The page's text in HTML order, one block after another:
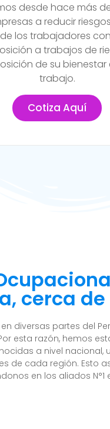
desde hace más
a reducir
los trabajadores
a trabajos de
de su bienestar
trabajo.
Cotiza Aquí
cerca
diversas partes del
esta razón, hemos
a nivel nacional,
de cada región. Esto
en los aliados N°1